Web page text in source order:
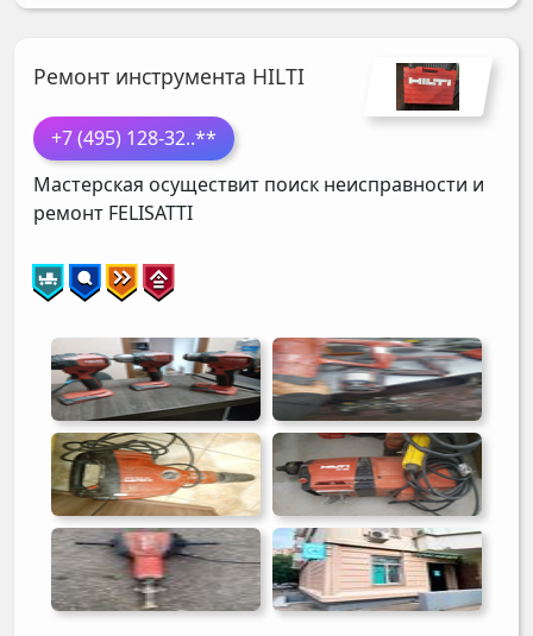
Ремонт инструмента HILTI
+7 (495) 128-32..**
Мастерская осуществит поиск неисправности и
ремонт FELISATTI